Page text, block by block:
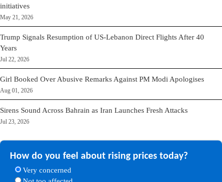
initiatives
May 21, 2026
Trump Signals Resumption of US-Lebanon Direct Flights After 40
Years
Jul 22, 2026
Girl Booked Over Abusive Remarks Against PM Modi Apologises
Aug 01, 2026
Sirens Sound Across Bahrain as Iran Launches Fresh Attacks
Jul 23, 2026
How do you feel about rising prices today?
Very concerned